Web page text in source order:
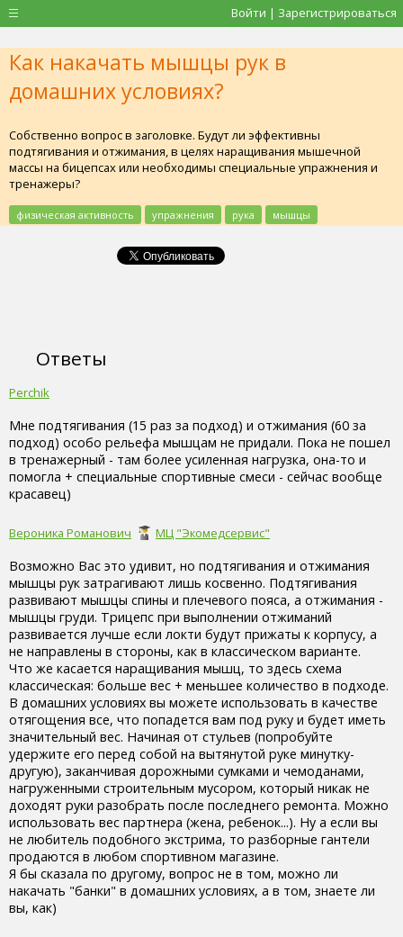
Войти | Зарегистрироваться
Как накачать мышцы рук в
домашних условиях?
Собственно вопрос в заголовке. Будут ли эффективны
подтягивания и отжимания, в целях наращивания мышечной
массы на бицепсах или необходимы специальные упражнения и
тренажеры?
физическая активность упражнения рука мышцы
Ответы
Perchik
Мне подтягивания (15 раз за подход) и отжимания (60 за
подход) особо рельефа мышцам не придали. Пока не пошел
в тренажерный - там более усиленная нагрузка, она-то и
помогла + специальные спортивные смеси - сейчас вообще
красавец)
Вероника Романович МЦ "Экомедсервис"
Возможно Вас это удивит, но подтягивания и отжимания
мышцы рук затрагивают лишь косвенно. Подтягивания
развивают мышцы спины и плечевого пояса, а отжимания -
мышцы груди. Трицепс при выполнении отжиманий
развивается лучше если локти будут прижаты к корпусу, а
не направлены в стороны, как в классическом варианте.
Что же касается наращивания мышц, то здесь схема
классическая: больше вес + меньшее количество в подходе.
В домашних условиях вы можете использовать в качестве
отягощения все, что попадется вам под руку и будет иметь
значительный вес. Начиная от стульев (попробуйте
удержите его перед собой на вытянутой руке минутку-
другую), заканчивая дорожными сумками и чемоданами,
нагруженными строительным мусором, который никак не
доходят руки разобрать после последнего ремонта. Можно
использовать вес партнера (жена, ребенок...). Ну а если вы
не любитель подобного экстрима, то разборные гантели
продаются в любом спортивном магазине.
Я бы сказала по другому, вопрос не в том, можно ли
накачать "банки" в домашних условиях, а в том, знаете ли
вы, как)